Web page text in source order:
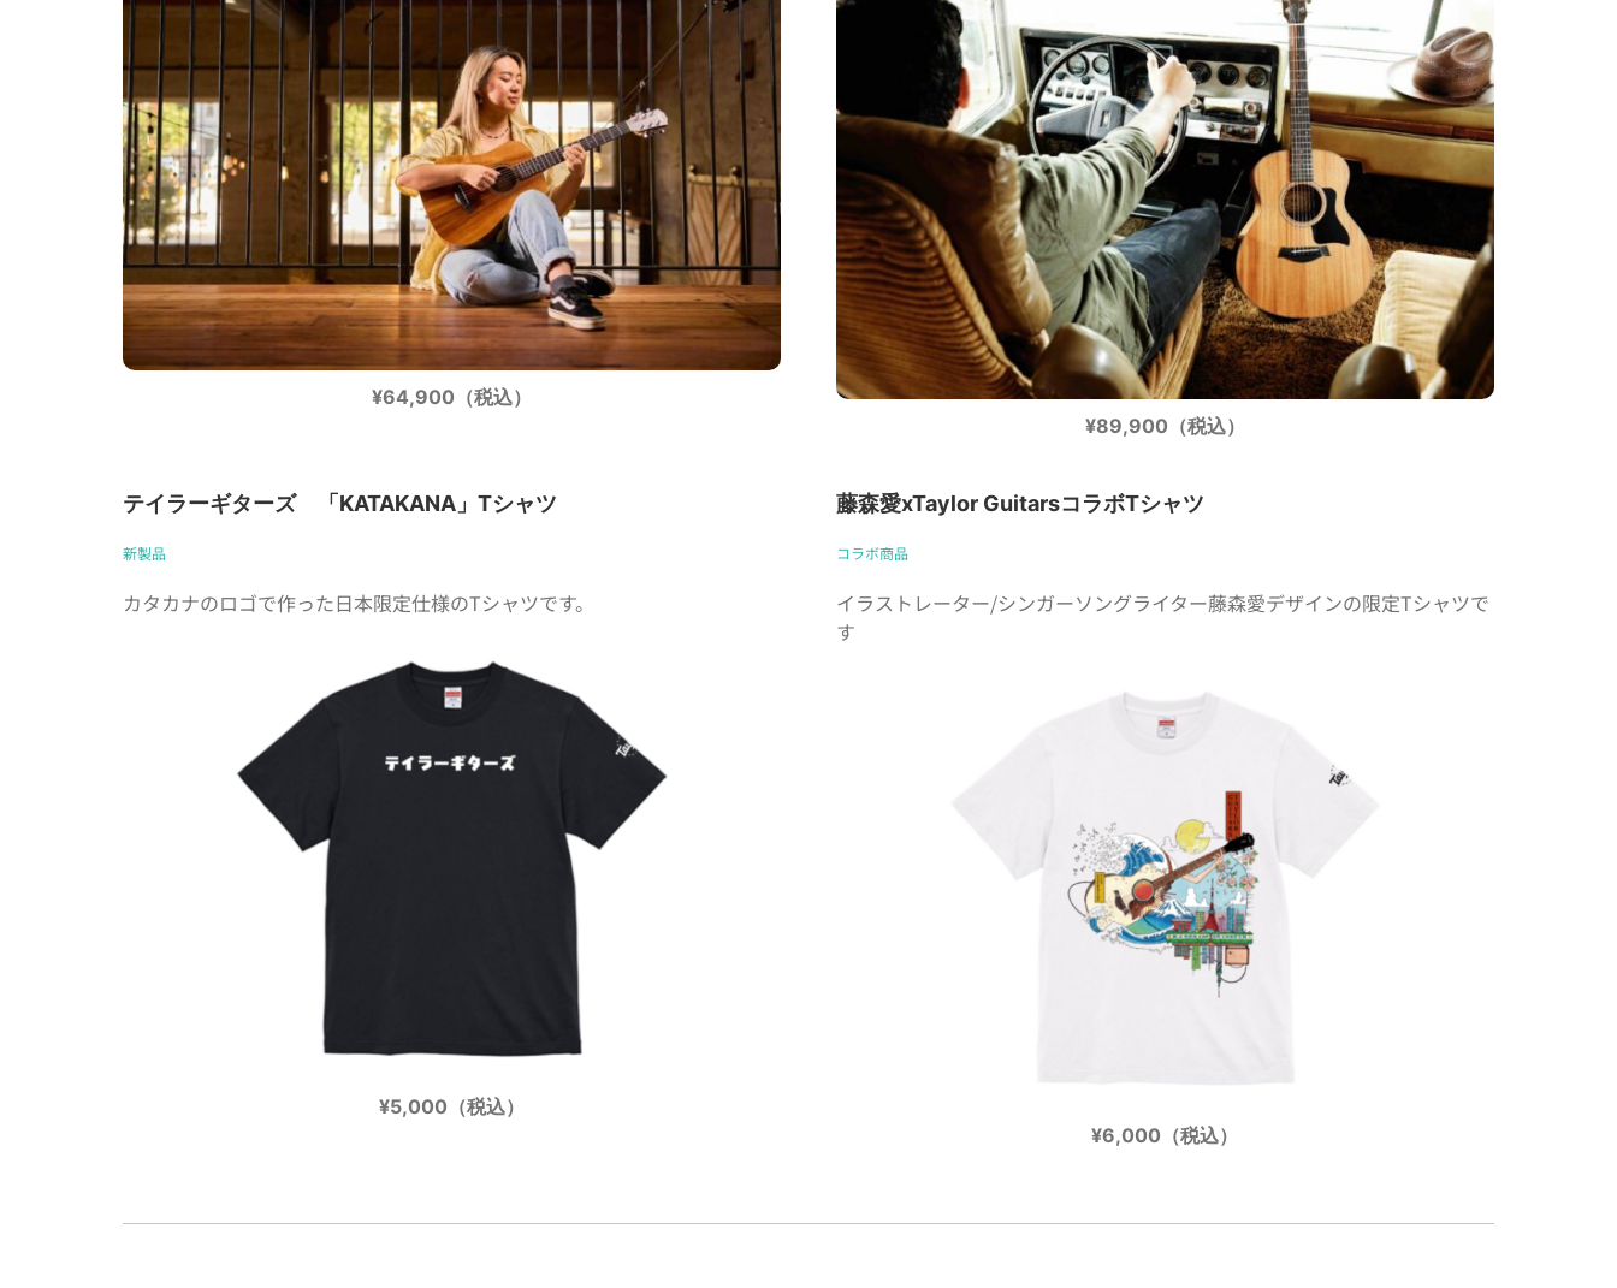
¥64,900（税込）
¥89,900（税込）
テイラーギターズ 「KATAKANA」Tシャツ
新製品
カタカナのロゴで作った日本限定仕様のTシャツです。
¥5,000（税込）
藤森愛xTaylor GuitarsコラボTシャツ
コラボ商品
イラストレーター/シンガーソングライター藤森愛デザインの限定Tシャツで
す
¥6,000（税込）